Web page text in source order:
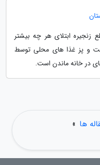
زنجیره ابتلای هر چه بیشتر
پخت و پز غذا های محلی توسط
در خانه ماندن است.
ها »